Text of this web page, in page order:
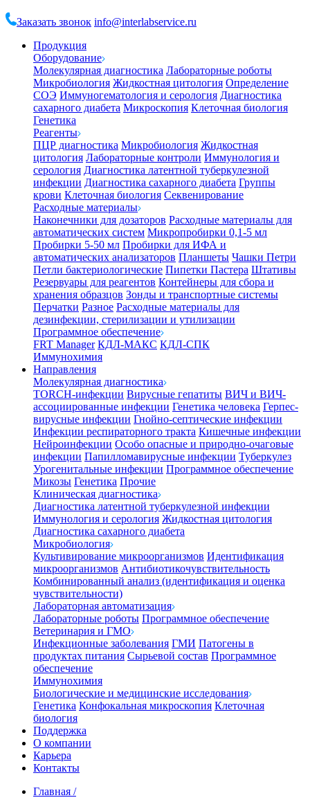
Заказать звонок info@interlabservice.ru
Продукция
Оборудование
Молекулярная диагностика Лабораторные роботы
Микробиология Жидкостная цитология Определение
СОЭ Иммуногематология и серология Диагностика
сахарного диабета Микроскопия Клеточная биология
Генетика
Реагенты
ПЦР диагностика Микробиология Жидкостная
цитология Лабораторные контроли Иммунология и
серология Диагностика латентной туберкулезной
инфекции Диагностика сахарного диабета Группы
крови Клеточная биология Секвенирование
Расходные материалы
Наконечники для дозаторов Расходные материалы для
автоматических систем Микропробирки 0,1-5 мл
Пробирки 5-50 мл Пробирки для ИФА и
автоматических анализаторов Планшеты Чашки Петри
Петли бактериологические Пипетки Пастера Штативы
Резервуары для реагентов Контейнеры для сбора и
хранения образцов Зонды и транспортные системы
Перчатки Разное Расходные материалы для
дезинфекции, стерилизации и утилизации
Программное обеспечение
FRT Manager КДЛ-МАКС КДЛ-СПК
Иммунохимия
Направления
Молекулярная диагностика
TORCH-инфекции Вирусные гепатиты ВИЧ и ВИЧ-
ассоциированные инфекции Генетика человека Герпес-
вирусные инфекции Гнойно-септические инфекции
Инфекции респираторного тракта Кишечные инфекции
Нейроинфекции Особо опасные и природно-очаговые
инфекции Папилломавирусные инфекции Туберкулез
Урогенитальные инфекции Программное обеспечение
Микозы Генетика Прочие
Клиническая диагностика
Диагностика латентной туберкулезной инфекции
Иммунология и серология Жидкостная цитология
Диагностика сахарного диабета
Микробиология
Культивирование микроорганизмов Идентификация
микроорганизмов Антибиотикочувствительность
Комбинированный анализ (идентификация и оценка
чувствительности)
Лабораторная автоматизация
Лабораторные роботы Программное обеспечение
Ветеринария и ГМО
Инфекционные заболевания ГМИ Патогены в
продуктах питания Сырьевой состав Программное
обеспечение
Иммунохимия
Биологические и медицинские исследования
Генетика Конфокальная микроскопия Клеточная
биология
Поддержка
О компании
Карьера
Контакты
Главная /